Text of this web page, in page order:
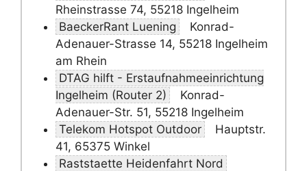
Rheinstrasse 74, 55218 Ingelheim
BaeckerRant Luening
Konrad-
Adenauer-Strasse 14, 55218 Ingelheim
am Rhein
DTAG hilft - Erstaufnahmeeinrichtung
Ingelheim (Router 2)
Konrad-
Adenauer-Str. 51, 55218 Ingelheim
Telekom Hotspot Outdoor
Hauptstr.
41, 65375 Winkel
Raststaette Heidenfahrt Nord